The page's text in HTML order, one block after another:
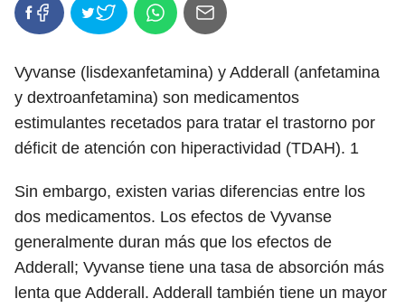
Vyvanse (lisdexanfetamina) y Adderall (anfetamina
y dextroanfetamina) son medicamentos
estimulantes recetados para tratar el trastorno por
déficit de atención con hiperactividad (TDAH). 1
Sin embargo, existen varias diferencias entre los
dos medicamentos. Los efectos de Vyvanse
generalmente duran más que los efectos de
Adderall; Vyvanse tiene una tasa de absorción más
lenta que Adderall. Adderall también tiene un mayor